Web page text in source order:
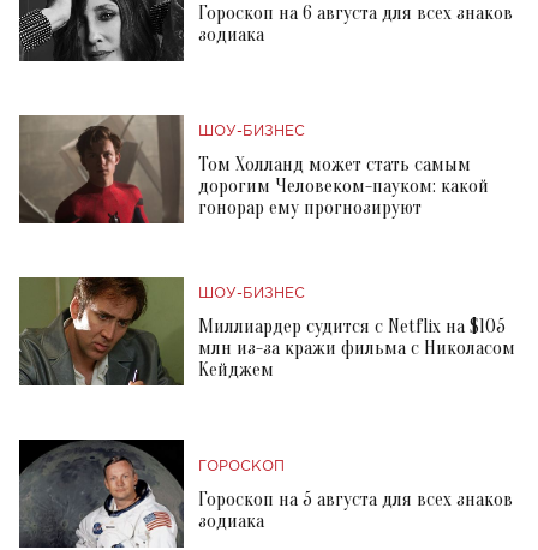
Гороскоп на 6 августа для всех знаков
зодиака
ШОУ-БИЗНЕС
Том Холланд может стать самым
дорогим Человеком-пауком: какой
гонорар ему прогнозируют
ШОУ-БИЗНЕС
Миллиардер судится с Netflix на $105
млн из-за кражи фильма с Николасом
Кейджем
ГОРОСКОП
Гороскоп на 5 августа для всех знаков
зодиака